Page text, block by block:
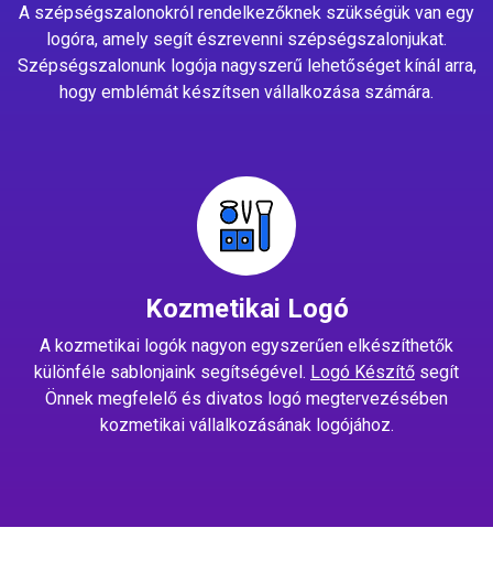
A szépségszalonokról rendelkezőknek szükségük van egy
logóra, amely segít észrevenni szépségszalonjukat.
Szépségszalonunk logója nagyszerű lehetőséget kínál arra,
hogy emblémát készítsen vállalkozása számára.
Kozmetikai Logó
A kozmetikai logók nagyon egyszerűen elkészíthetők
különféle sablonjaink segítségével. Logó Készítő segít
Önnek megfelelő és divatos logó megtervezésében
kozmetikai vállalkozásának logójához.